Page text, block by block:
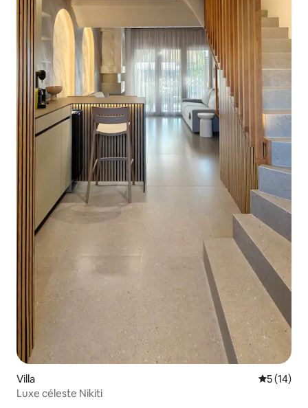
Villa
5 (14)
Luxe céleste Nikiti